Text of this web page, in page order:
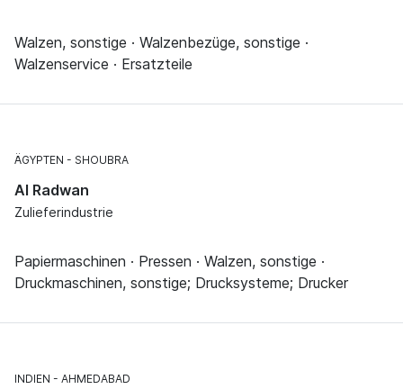
Walzen, sonstige · Walzenbezüge, sonstige ·
Walzenservice · Ersatzteile
ÄGYPTEN SHOUBRA
Al Radwan
Zulieferindustrie
Papiermaschinen · Pressen · Walzen, sonstige ·
Druckmaschinen, sonstige; Drucksysteme; Drucker
INDIEN AHMEDABAD